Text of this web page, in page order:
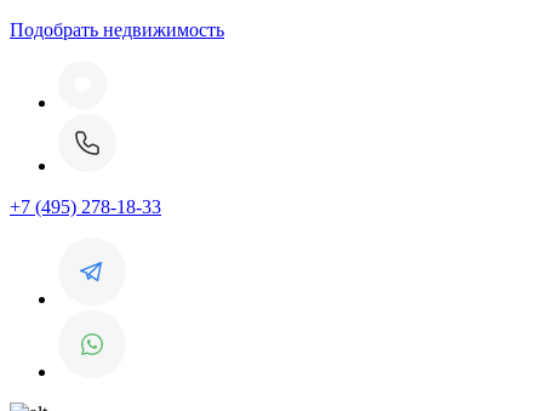
Подобрать недвижимость
+7 (495) 278-18-33